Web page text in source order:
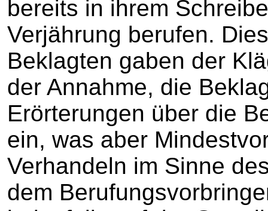
bereits in ihrem
Verjährung berufen.
Beklagten gaben der
der Annahme, die
Erörterungen über die
ein, was aber
Verhandeln im Sinne
dem